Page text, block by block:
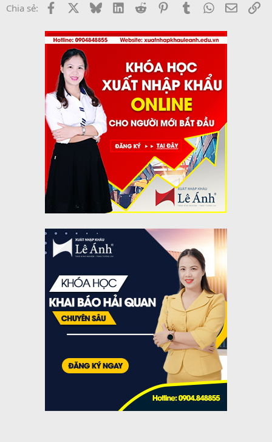
Chia sẻ: Facebook BlueskyLinkedInReddit PinterestTumblrWhatsApp
Email